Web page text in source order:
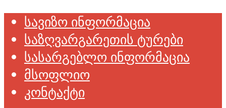
სავიზო ინფორმაცია
საზღვარგარეთის ტურები
სასარგებლო ინფორმაცია
მსოფლიო
კონტაქტი